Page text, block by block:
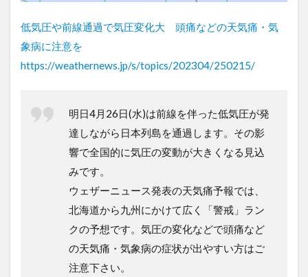
低気圧や前線通過で気圧変化大 頭痛などの天気痛・気
象病に注意を
https://weathernews.jp/s/topics/202304/250215/
明日4月26日(水)は前線を伴った低気圧が発
達しながら日本列島を通過します。その影
響で全国的に気圧の変動が大きくなる見込
みです。
ウェザーニュース発表の天気痛予報では、
北海道から九州にかけて広く「警戒」ラン
クの予想です。気圧の変化などで頭痛など
の天気痛・気象病の症状が出やすい方はご
注意下さい。